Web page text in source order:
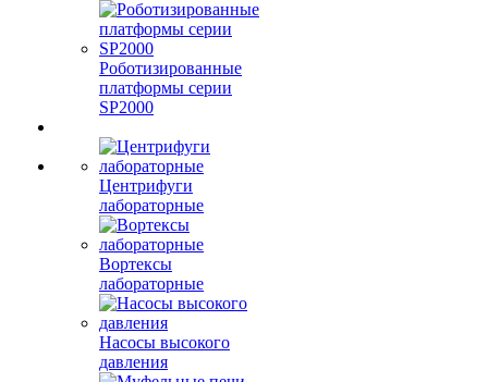
Роботизированные
платформы серии
SP2000
Центрифуги
лабораторные
Вортексы
лабораторные
Насосы высокого
давления